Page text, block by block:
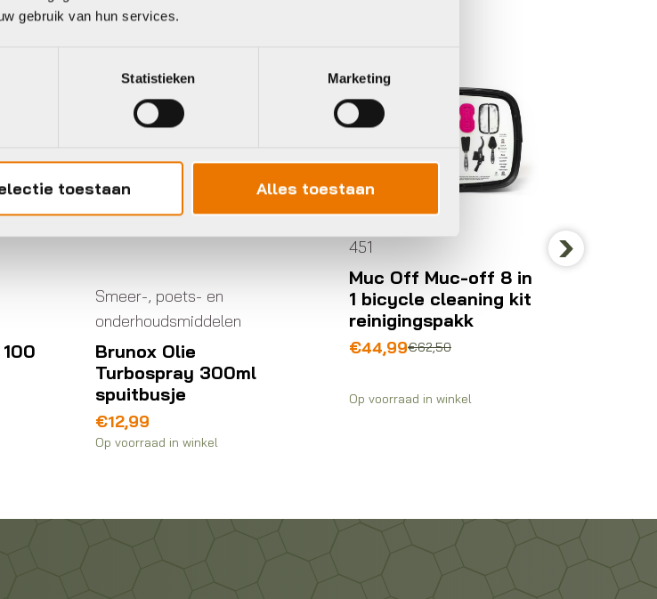
gebruik van hun services.
Statistieken Marketing
toestaan Alles toestaan
Smeer-, poets- en
onderhoudsmiddelen
Brunox Olie
Turbospray 300ml
spuitbusje
€12,99
Op voorraad in winkel
451
Muc Off Muc-off 8 in
1 bicycle cleaning kit
reinigingspakk
€62,50
Oorspronkelijke
€62,50.
€44,99
Huidige
€44,99.
Op voorraad in winkel